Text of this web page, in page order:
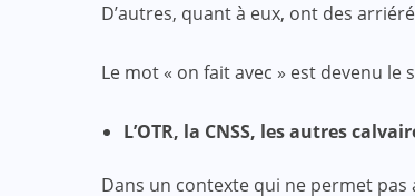
D’autres, quant à eux, ont des
Le mot « on fait avec » est devenu
L’OTR, la CNSS, les autres
Dans un contexte qui ne permet